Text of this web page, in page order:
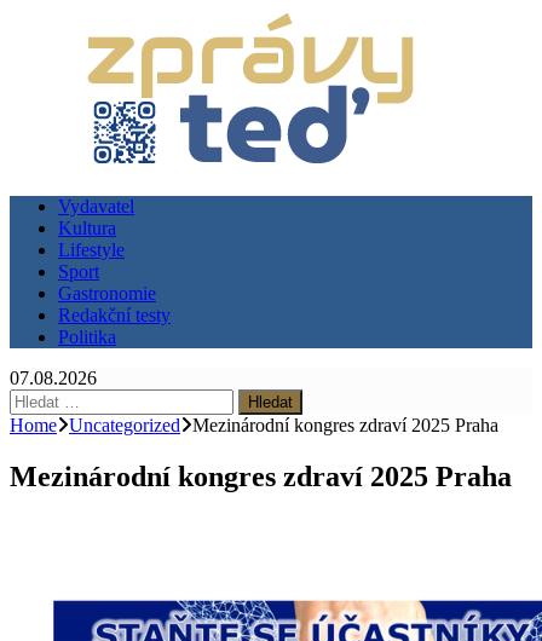
Vydavatel
Kultura
Lifestyle
Sport
Gastronomie
Redakční testy
Politika
07.08.2026
Vyhledávání
Home Uncategorized Mezinárodní kongres zdraví 2025 Praha
Mezinárodní kongres zdraví 2025 Praha